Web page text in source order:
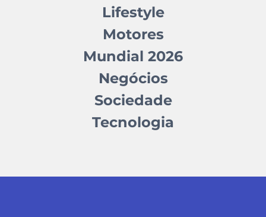
Lifestyle
Motores
Mundial 2026
Negócios
Sociedade
Tecnologia